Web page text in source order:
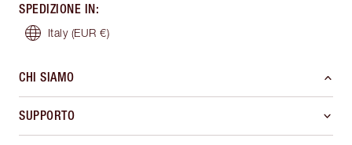
SPEDIZIONE IN:
Italy (EUR €)
CHI SIAMO
SUPPORTO